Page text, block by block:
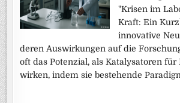
"Krisen im
Kraft: Ein
innovative
deren Auswirkungen auf die
oft das Potenzial, als Katalysatoren
wirken, indem sie bestehende